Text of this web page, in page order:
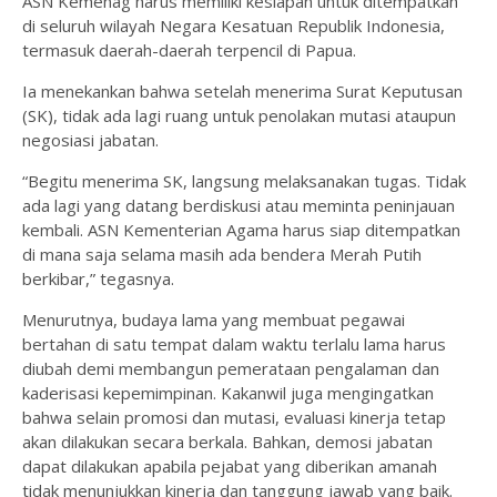
di seluruh wilayah Negara Kesatuan Republik Indonesia,
termasuk daerah-daerah terpencil di Papua.
Ia menekankan bahwa setelah menerima Surat Keputusan
(SK), tidak ada lagi ruang untuk penolakan mutasi ataupun
negosiasi jabatan.
“Begitu menerima SK, langsung melaksanakan tugas. Tidak
ada lagi yang datang berdiskusi atau meminta peninjauan
kembali. ASN Kementerian Agama harus siap ditempatkan
di mana saja selama masih ada bendera Merah Putih
berkibar,” tegasnya.
Menurutnya, budaya lama yang membuat pegawai
bertahan di satu tempat dalam waktu terlalu lama harus
diubah demi membangun pemerataan pengalaman dan
kaderisasi kepemimpinan. Kakanwil juga mengingatkan
bahwa selain promosi dan mutasi, evaluasi kinerja tetap
akan dilakukan secara berkala. Bahkan, demosi jabatan
dapat dilakukan apabila pejabat yang diberikan amanah
tidak menunjukkan kinerja dan tanggung jawab yang baik.